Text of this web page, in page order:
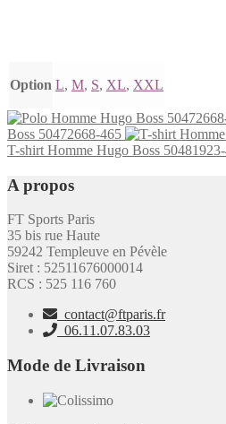
Option L, M, S, XL, XXL
Boss 50472668-465
T-shirt Homme Hugo Boss
A propos
FT Sports Paris
35 bis rue Haute
59242 Templeuve en Pévèle
Siret : 52511676000014
RCS : 525 116 760
contact@ftparis.fr
06.11.07.83.03
Mode de Livraison